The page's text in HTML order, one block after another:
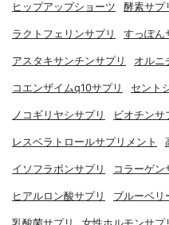
ヒップアップショーツ 酵素サプ
ラクトフェリンサプリ すっぽん
アスタキサンチンサプリ オルニ
コエンザイムq10サプリ セント
ノコギリヤシサプリ ビオチンサ
レスベラトロールサプリメント
イソフラボンサプリ コラーゲン
ヒアルロン酸サプリ ブルーベリ